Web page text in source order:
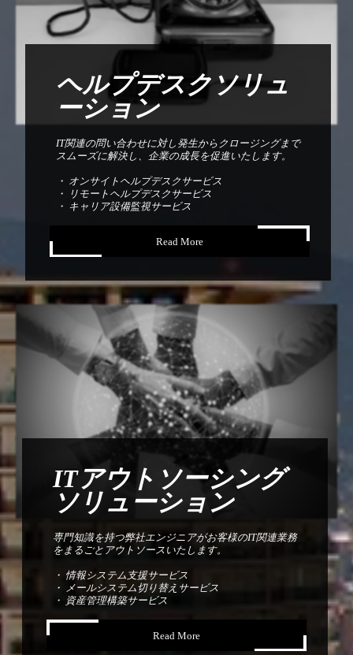
ヘルプデスクソリュ
ーション
IT関連の問い合わせに対し発生からクロージングまで
スムーズに解決し、企業の成長を促進いたします。
・ オンサイトヘルプデスクサービス
・ リモートヘルプデスクサービス
・ キャリア設備監視サービス
Read More
ITアウトソーシング
ソリューション
専門知識を持つ弊社エンジニアがお客様のIT関連業務
をまるごとアウトソースいたします。
・ 情報システム支援サービス
・ メールシステム切り替えサービス
・ 資産管理構築サービス
Read More